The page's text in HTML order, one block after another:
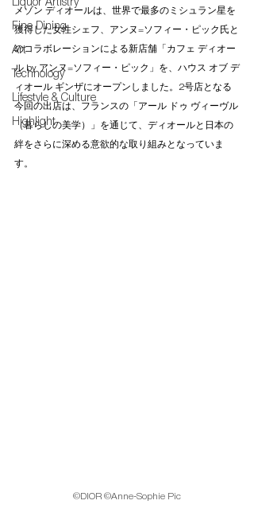
Liquor Artistry
Fine Dining
Art
Technology
Lifestyle & Culture
Highlight
メゾン ディオールは、世界で最多のミシュラン星を
獲得した女性シェフ、アンヌ=ソフィー・ピック氏と
のコラボレーションによる新店舗「カフェ ディオー
ル by アンヌ=ソフィー・ピック」を、ハウス オブ デ
ィオール ギンザにオープンしました。2号店となる
今回の出店は、フランスの「アール ドゥ ヴィーヴル
（暮らしの美学）」を通じて、ディオールと日本の
絆をさらに深める意欲的な取り組みとなっていま
す。
©DIOR ©Anne-Sophie Pic